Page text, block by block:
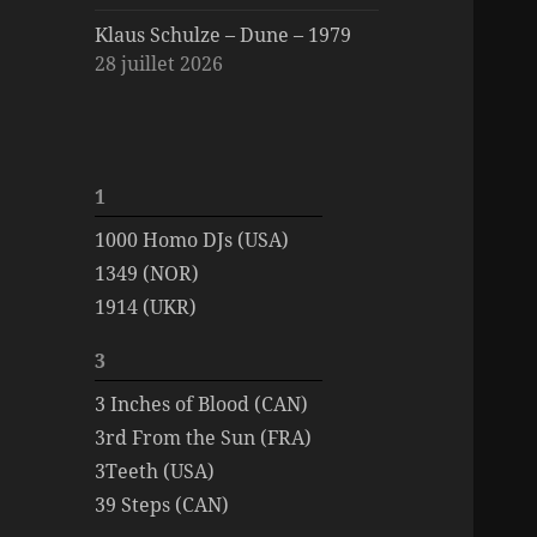
Klaus Schulze – Dune – 1979
28 juillet 2026
1
1000 Homo DJs (USA)
1349 (NOR)
1914 (UKR)
3
3 Inches of Blood (CAN)
3rd From the Sun (FRA)
3Teeth (USA)
39 Steps (CAN)